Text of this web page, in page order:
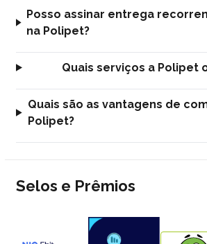
Posso assinar entrega
na Polipet?
Quais serviços a Polipet
Quais são as vantagens de
Polipet?
Selos e Prêmios